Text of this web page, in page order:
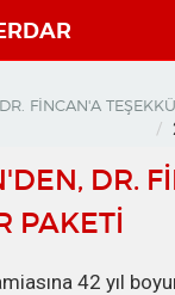
FİNCAN'A
DR.
PAKETİ
42 yıl